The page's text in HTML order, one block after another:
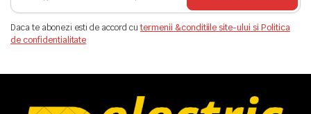
Daca te abonezi esti de accord cutermenii &conditiile site-ului si Politica
de confidentialitate